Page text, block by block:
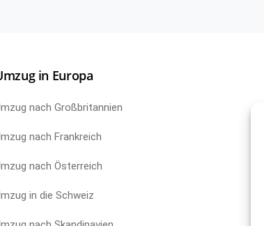
in Europa
nach Großbritannien
nach Frankreich
nach Österreich
in die Schweiz